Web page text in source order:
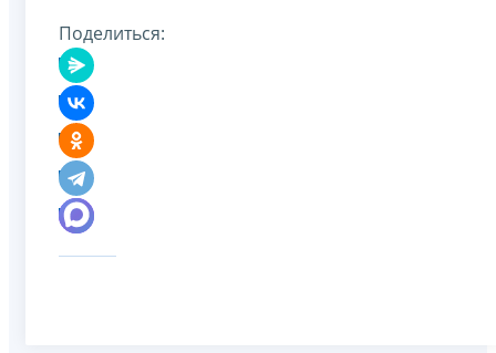
Поделиться: